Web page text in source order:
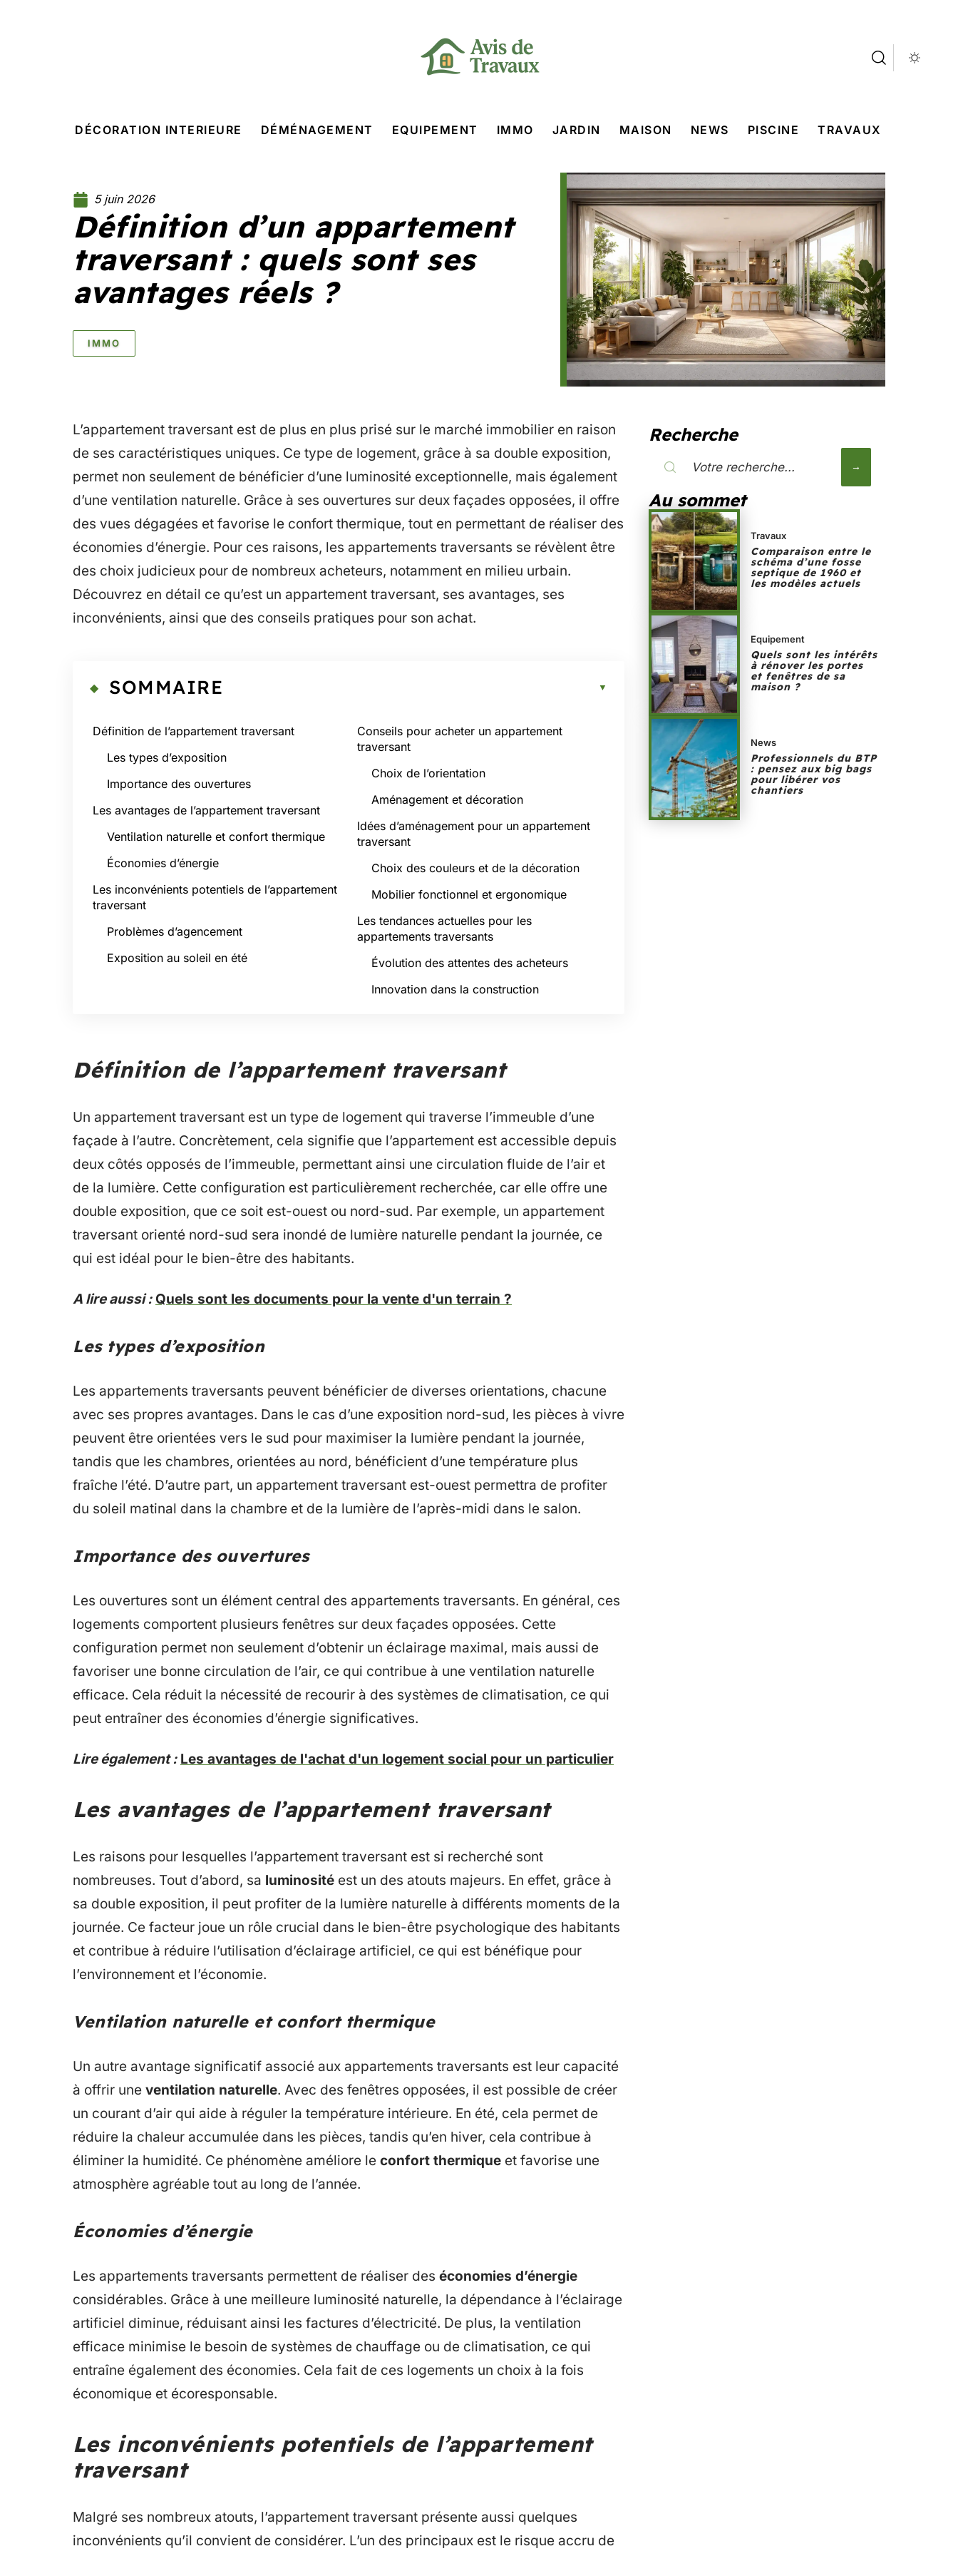
DÉCORATION INTERIEURE DÉMÉNAGEMENT EQUIPEMENT IMMO JARDIN MAISON NEWS PISCINE TRAVAUX
5 juin 2026
Définition d’un appartement
traversant : quels sont ses
avantages réels ?
IMMO
L’appartement traversant est de plus en plus prisé sur le marché immobilier en raison
de ses caractéristiques uniques. Ce type de logement, grâce à sa double exposition,
permet non seulement de bénéficier d’une luminosité exceptionnelle, mais également
d’une ventilation naturelle. Grâce à ses ouvertures sur deux façades opposées, il offre
des vues dégagées et favorise le confort thermique, tout en permettant de réaliser des
économies d’énergie. Pour ces raisons, les appartements traversants se révèlent être
des choix judicieux pour de nombreux acheteurs, notamment en milieu urbain.
Découvrez en détail ce qu’est un appartement traversant, ses avantages, ses
inconvénients, ainsi que des conseils pratiques pour son achat.
SOMMAIRE
Définition de l’appartement traversant
Les types d’exposition
Importance des ouvertures
Les avantages de l’appartement traversant
Ventilation naturelle et confort thermique
Économies d’énergie
Les inconvénients potentiels de l’appartement
traversant
Problèmes d’agencement
Exposition au soleil en été
Conseils pour acheter un appartement
traversant
Choix de l’orientation
Aménagement et décoration
Idées d’aménagement pour un appartement
traversant
Choix des couleurs et de la décoration
Mobilier fonctionnel et ergonomique
Les tendances actuelles pour les
appartements traversants
Évolution des attentes des acheteurs
Innovation dans la construction
Définition de l’appartement traversant
Un appartement traversant est un type de logement qui traverse l’immeuble d’une
façade à l’autre. Concrètement, cela signifie que l’appartement est accessible depuis
deux côtés opposés de l’immeuble, permettant ainsi une circulation fluide de l’air et
de la lumière. Cette configuration est particulièrement recherchée, car elle offre une
double exposition, que ce soit est-ouest ou nord-sud. Par exemple, un appartement
traversant orienté nord-sud sera inondé de lumière naturelle pendant la journée, ce
qui est idéal pour le bien-être des habitants.
A lire aussi : Quels sont les documents pour la vente d'un terrain ?
Les types d’exposition
Les appartements traversants peuvent bénéficier de diverses orientations, chacune
avec ses propres avantages. Dans le cas d’une exposition nord-sud, les pièces à vivre
peuvent être orientées vers le sud pour maximiser la lumière pendant la journée,
tandis que les chambres, orientées au nord, bénéficient d’une température plus
fraîche l’été. D’autre part, un appartement traversant est-ouest permettra de profiter
du soleil matinal dans la chambre et de la lumière de l’après-midi dans le salon.
Importance des ouvertures
Les ouvertures sont un élément central des appartements traversants. En général, ces
logements comportent plusieurs fenêtres sur deux façades opposées. Cette
configuration permet non seulement d’obtenir un éclairage maximal, mais aussi de
favoriser une bonne circulation de l’air, ce qui contribue à une ventilation naturelle
efficace. Cela réduit la nécessité de recourir à des systèmes de climatisation, ce qui
peut entraîner des économies d’énergie significatives.
Lire également : Les avantages de l'achat d'un logement social pour un particulier
Les avantages de l’appartement traversant
Les raisons pour lesquelles l’appartement traversant est si recherché sont
nombreuses. Tout d’abord, sa luminosité est un des atouts majeurs. En effet, grâce à
sa double exposition, il peut profiter de la lumière naturelle à différents moments de la
journée. Ce facteur joue un rôle crucial dans le bien-être psychologique des habitants
et contribue à réduire l’utilisation d’éclairage artificiel, ce qui est bénéfique pour
l’environnement et l’économie.
Ventilation naturelle et confort thermique
Un autre avantage significatif associé aux appartements traversants est leur capacité
à offrir une ventilation naturelle. Avec des fenêtres opposées, il est possible de créer
un courant d’air qui aide à réguler la température intérieure. En été, cela permet de
réduire la chaleur accumulée dans les pièces, tandis qu’en hiver, cela contribue à
éliminer la humidité. Ce phénomène améliore le confort thermique et favorise une
atmosphère agréable tout au long de l’année.
Économies d’énergie
Les appartements traversants permettent de réaliser des économies d’énergie
considérables. Grâce à une meilleure luminosité naturelle, la dépendance à l’éclairage
artificiel diminue, réduisant ainsi les factures d’électricité. De plus, la ventilation
efficace minimise le besoin de systèmes de chauffage ou de climatisation, ce qui
entraîne également des économies. Cela fait de ces logements un choix à la fois
économique et écoresponsable.
Les inconvénients potentiels de l’appartement
traversant
Malgré ses nombreux atouts, l’appartement traversant présente aussi quelques
inconvénients qu’il convient de considérer. L’un des principaux est le risque accru de
Recherche
Au sommet
Travaux
Comparaison entre le
schéma d’une fosse
septique de 1960 et
les modèles actuels
Equipement
Quels sont les intérêts
à rénover les portes
et fenêtres de sa
maison ?
News
Professionnels du BTP
: pensez aux big bags
pour libérer vos
chantiers